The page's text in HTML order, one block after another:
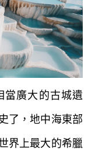
當廣大的古城遺
了，地中海東部
界上最大的希臘